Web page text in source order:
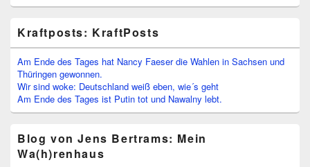
Kraftposts: KraftPosts
Am Ende des Tages hat Nancy Faeser die Wahlen in Sachsen und
Thüringen gewonnen.
Wir sind woke: Deutschland weiß eben, wie´s geht
Am Ende des Tages ist Putin tot und Nawalny lebt.
Blog von Jens Bertrams: Mein
Wa(h)renhaus